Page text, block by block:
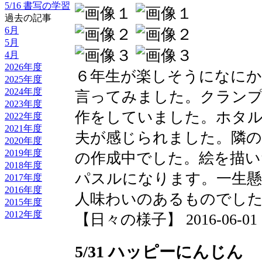
5/16 書写の学習
過去の記事
6月
5月
4月
2026年度
2025年度
2024年度
2023年度
2022年度
2021年度
2020年度
2019年度
2018年度
2017年度
2016年度
2015年度
2012年度
６年生が楽しそうになに
言ってみました。クラン
作をしていました。ホタ
夫が感じられました。隣
の作成中でした。絵を描
パスルになります。一生
人味わいのあるものでし
【日々の様子】 2016-06-
5/31 ハッピーにんじん